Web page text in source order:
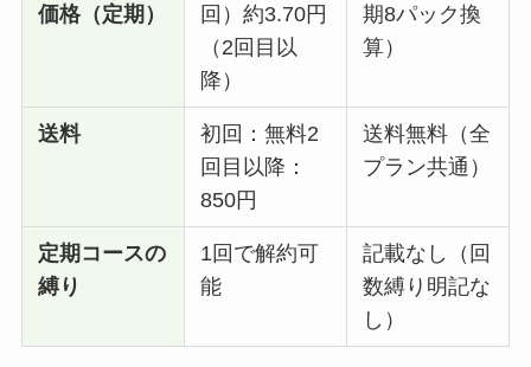
価格（定期）
回）約3.70円
（2回目以
降）
期8パック換
算）
送料
初回：無料2
回目以降：
850円
送料無料（全
プラン共通）
定期コースの
縛り
1回で解約可
能
記載なし（回
数縛り明記な
し）